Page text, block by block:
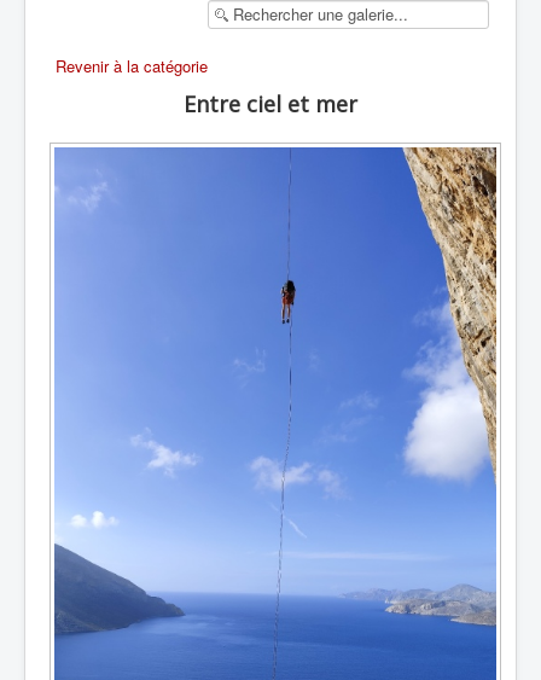
Revenir à la catégorie
Entre ciel et mer